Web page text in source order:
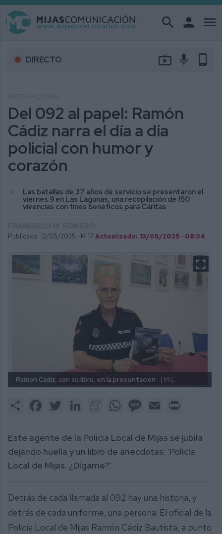
search person menu
DIRECTO live_tv mic phone_android
Del 092 al papel: Ramón
Cádiz narra el día a día
policial con humor y
corazón
Las batallas de 37 años de servicio se presentaron el
viernes 9 en Las Lagunas, una recopilación de 150
vivencias con fines benéficos para Cáritas
Publicado: 12/05/2025 · 14:17 Actualizado: 13/05/2025 · 08:34
Ramón Cádiz, con su libro, en la presentación | M.C.
Share FacebookTwitter LinkedInMeneameWhatsAppMessage
Email
Este agente de la Policía Local de Mijas se jubila
dejando huella y un libro de anécdotas: ‘Policía
Local de Mijas. ¿Dígame?’
Detrás de cada llamada al 092 hay una historia, y
detrás de cada uniforme, una persona. El oficial de la
Policía Local de Mijas Ramón Cádiz Bautista, a punto